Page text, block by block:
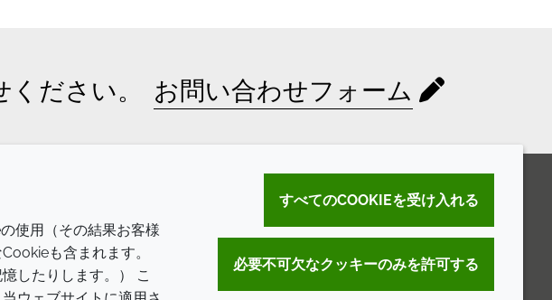
ださい。 お問い合わせフォーム
ーポリシー
使用（その結果お客様
も含まれます。
したりします。） こ
すべてのCOOKIEを受け入れる
必要不可欠なクッキーのみを許可する